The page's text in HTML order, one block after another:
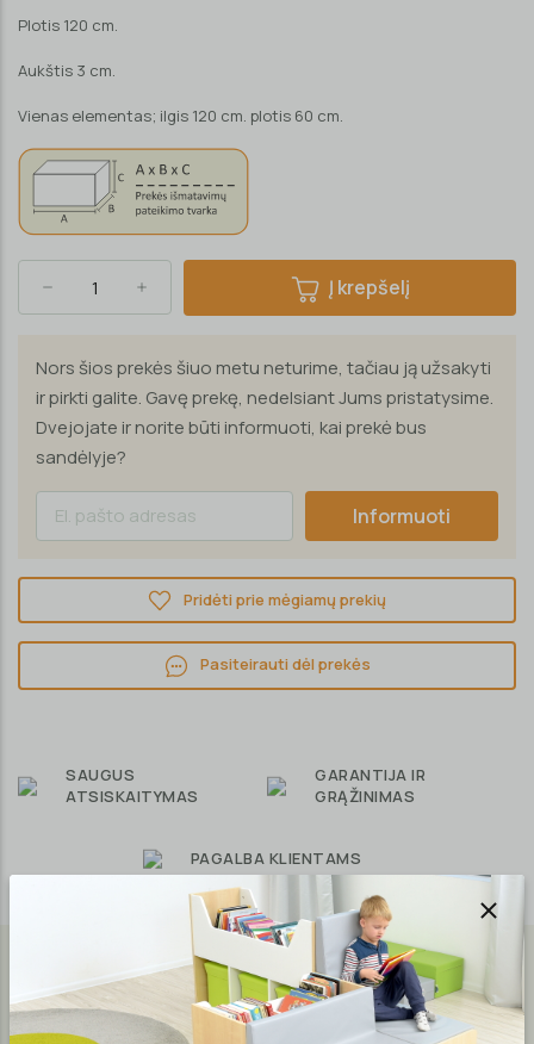
Plotis 120 cm.
Aukštis 3 cm.
Vienas elementas; ilgis 120 cm. plotis 60 cm.
Į krepšelį
Nors šios prekės šiuo metu neturime, tačiau ją užsakyti
ir pirkti galite. Gavę prekę, nedelsiant Jums pristatysime.
Dvejojate ir norite būti informuoti, kai prekė bus
sandėlyje?
Informuoti
Pridėti prie mėgiamų prekių
Pasiteirauti dėl prekės
SAUGUS
ATSISKAITYMAS
GARANTIJA IR
GRĄŽINIMAS
PAGALBA KLIENTAMS
Aprašymas Medžiagos Garantija